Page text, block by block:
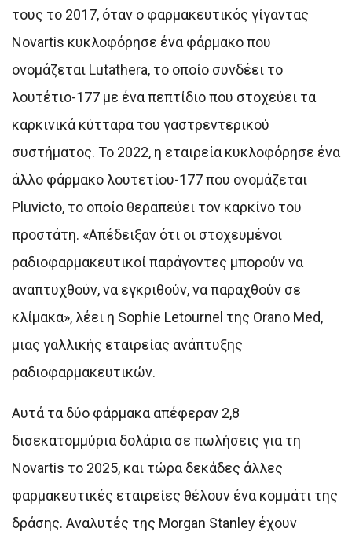
τους το 2017, όταν ο φαρμακευτικός γίγαντας
Novartis κυκλοφόρησε ένα φάρμακο που
ονομάζεται Lutathera, το οποίο συνδέει το
λουτέτιο-177 με ένα πεπτίδιο που στοχεύει τα
καρκινικά κύτταρα του γαστρεντερικού
συστήματος. Το 2022, η εταιρεία κυκλοφόρησε ένα
άλλο φάρμακο λουτετίου-177 που ονομάζεται
Pluvicto, το οποίο θεραπεύει τον καρκίνο του
προστάτη. «Απέδειξαν ότι οι στοχευμένοι
ραδιοφαρμακευτικοί παράγοντες μπορούν να
αναπτυχθούν, να εγκριθούν, να παραχθούν σε
κλίμακα», λέει η Sophie Letournel της Orano Med,
μιας γαλλικής εταιρείας ανάπτυξης
ραδιοφαρμακευτικών.
Αυτά τα δύο φάρμακα απέφεραν 2,8
δισεκατομμύρια δολάρια σε πωλήσεις για τη
Novartis το 2025, και τώρα δεκάδες άλλες
φαρμακευτικές εταιρείες θέλουν ένα κομμάτι της
δράσης. Αναλυτές της Morgan Stanley έχουν